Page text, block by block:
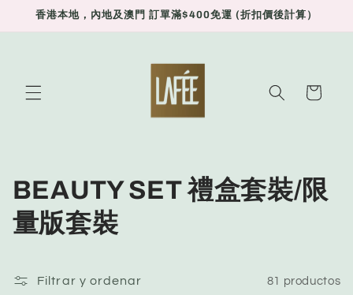
directamente
al contenido
香港本地，內地及澳門 訂單滿$400免運 (折扣價後計算）
Carrito
C
o
e
BEAUTY SET 禮盒套裝/限
量版套裝
Filtrar y ordenar 81 productos